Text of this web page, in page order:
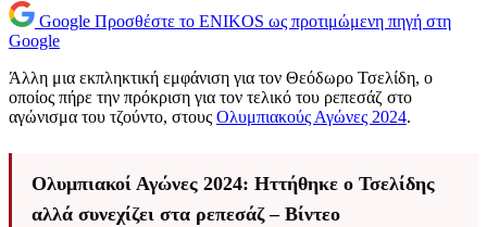
Google Προσθέστε το ENIKOS ως προτιμώμενη πηγή στη
Google
Άλλη μια εκπληκτική εμφάνιση για τον Θεόδωρο Τσελίδη, ο
οποίος πήρε την πρόκριση για τον τελικό του ρεπεσάζ στο
αγώνισμα του τζούντο, στους Ολυμπιακούς Αγώνες 2024.
Ολυμπιακοί Αγώνες 2024: Ηττήθηκε ο Τσελίδης
αλλά συνεχίζει στα ρεπεσάζ – Βίντεο